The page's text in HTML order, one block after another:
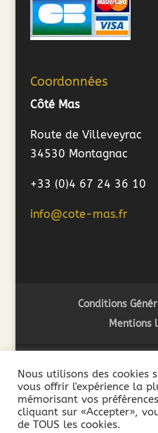
Coordonnées
Côté Mas
Route de Villeveyrac
34530 Montagnac
+33 (0)4 67 24 36 10
info@cote-mas.fr
Conditions
Mentions
2018 ©Côté Mas - L'abus
santé. A consommer avec
alcooliques est interdite aux
Nous utilisons des cookies
vous offrir l'expérience la
mémorisant vos
cliquant sur «Accepter»,
de TOUS les cookies.